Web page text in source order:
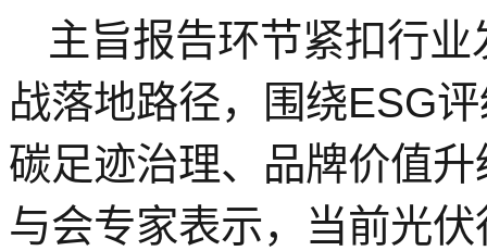
主旨报告环节紧扣行
战落地路径，围绕ESG
碳足迹治理、品牌价值
与会专家表示，当前光